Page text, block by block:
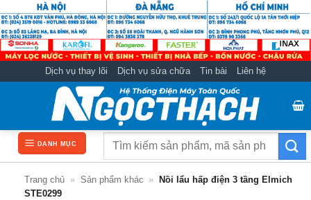
qua
nội
dung
Dịch vụ thay lõi Dịch vụ sửa chữa Tin bài Liên hệ
DANH MỤC
Tìm
Trang chủ » Sản phẩm khác »
Nồi lẩu hấp điện 3 tầng Elmich
STE0299